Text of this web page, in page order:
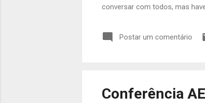
conversar com todos, mas
deixem ainda algum espaço
Postar um comentário
Conferência